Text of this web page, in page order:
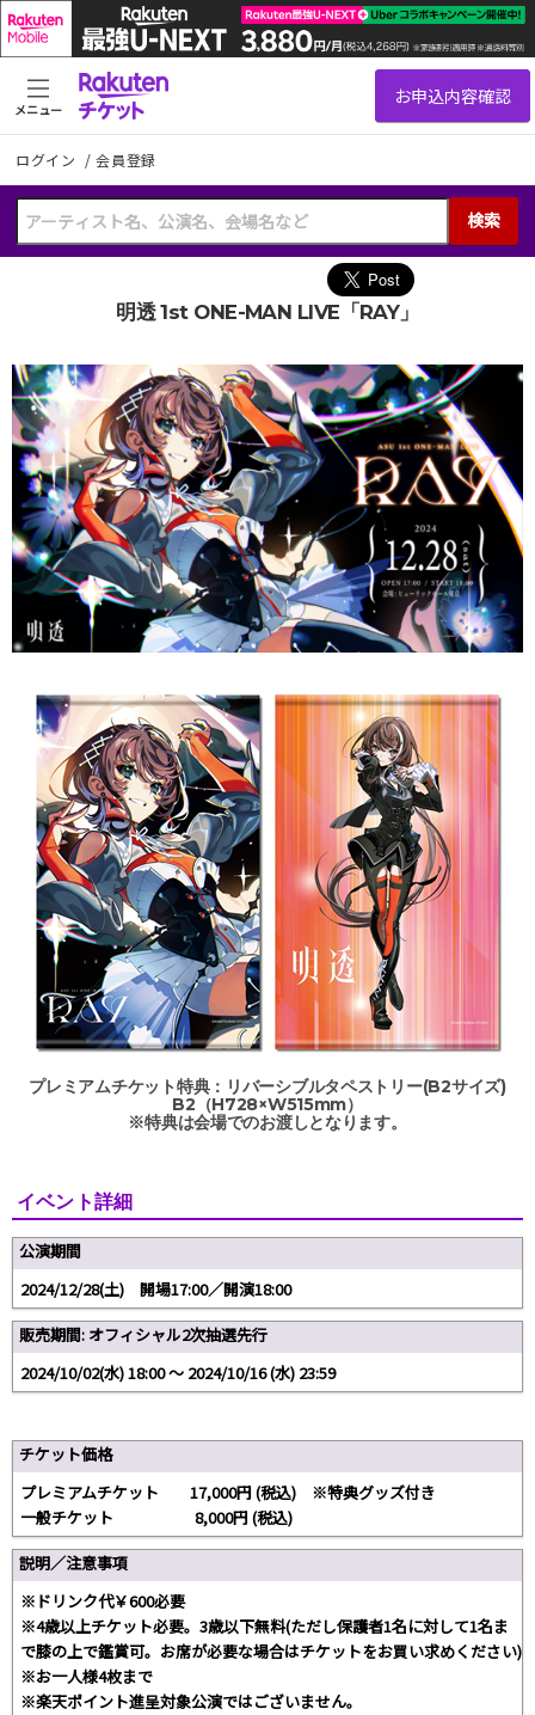
ログイン /会員登録
検索
メニュー
明透 1st ONE-MAN LIVE「RAY」
プレミアムチケット特典：リバーシブルタペストリー(B2サイズ)
B2（H728×W515mm）
※特典は会場でのお渡しとなります。
イベント詳細
公演期間
2024/12/28(土) 開場17:00／開演18:00
販売期間: オフィシャル2次抽選先行
2024/10/02(水) 18:00 〜 2024/10/16 (水) 23:59
チケット価格
プレミアムチケット 17,000円 (税込) ※特典グッズ付き
一般チケット 8,000円 (税込)
説明／注意事項
※ドリンク代￥600必要
※4歳以上チケット必要。3歳以下無料(ただし保護者1名に対して1名ま
で膝の上で鑑賞可。お席が必要な場合はチケットをお買い求めください)
※お一人様4枚まで
※楽天ポイント進呈対象公演ではございません。